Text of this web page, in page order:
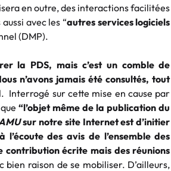
en outre, des interactions facilitées
avec les “autres services logiciels
(DMP).
la PDS, mais c’est un comble de
n’avons jamais été consultés, tout
Interrogé sur cette mise en cause par
“l’objet même de la publication du
sur notre site Internet est d’initier
des avis de l’ensemble des
contribution écrite mais des réunions
bien raison de se mobiliser. D’ailleurs,